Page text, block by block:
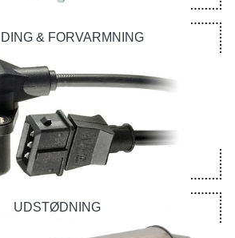
& FORVARMNING
UDSTØDNING